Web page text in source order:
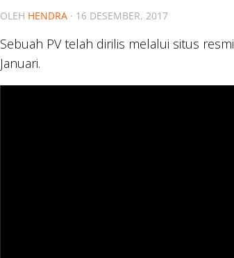
OLEH HENDRA · 16 DESEMBER, 2017
Sebuah PV telah dirilis melalui situs
Januari.